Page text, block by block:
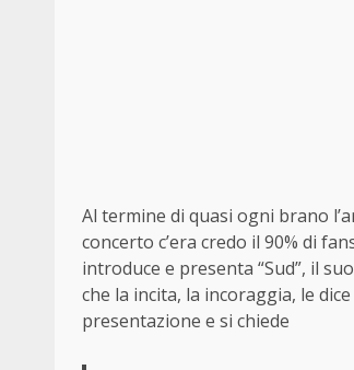
Al termine di quasi ogni brano
concerto c’era credo il 90% di
introduce e presenta “Sud”, il
che la incita, la incoraggia, le
presentazione e si chiede